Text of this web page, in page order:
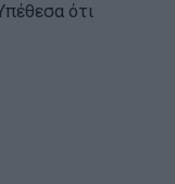
ότι